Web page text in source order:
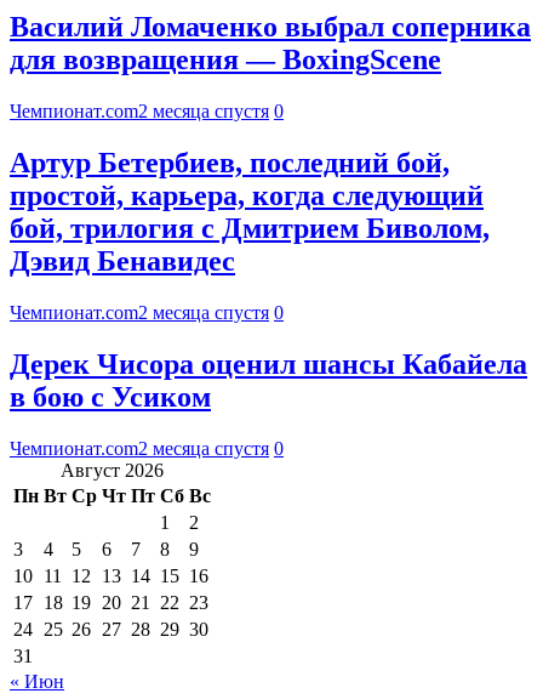
Василий Ломаченко выбрал соперника
для возвращения — BoxingScene
Чемпионат.com2 месяца спустя 0
Артур Бетербиев, последний бой,
простой, карьера, когда следующий
бой, трилогия с Дмитрием Биволом,
Дэвид Бенавидес
Чемпионат.com2 месяца спустя 0
Дерек Чисора оценил шансы Кабайела
в бою с Усиком
Чемпионат.com2 месяца спустя 0
Август 2026
Пн Вт Ср Чт Пт Сб Вс
1
2
3
4 5 6 7 8
9
10 11 12 13 14 15 16
17 18 19 20 21 22 23
24 25 26 27 28 29 30
31
« Июн